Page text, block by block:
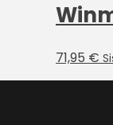
71,95 €